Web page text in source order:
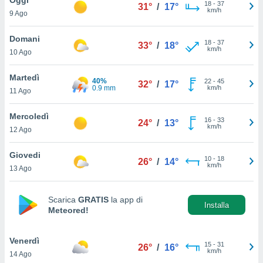
è
al sito
di
ci
di
il
un
la
nella
9 Ago
31° / 17° 18- 37
km/h
Domani
10 Ago
33° / 18° 18- 37
km/h
Martedì
11 Ago
40%
0.9 mm
32° / 17° 22- 45
km/h
Mercoledì
12 Ago
24° / 13° 16- 33
km/h
Giovedi
13 Ago
26° / 14° 10- 18
km/h
Scarica GRATIS la app di
Meteored!
Installa
Venerdì
14 Ago
26° / 16° 15- 31
km/h